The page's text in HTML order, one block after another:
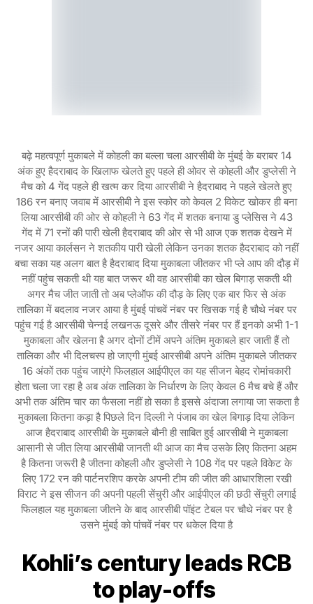
बढ़े महत्वपूर्ण मुकाबले में कोहली का बल्ला चला आरसीबी के मुंबई के बराबर 14
अंक हुए हैदराबाद के खिलाफ खेलते हुए पहले ही ओवर से कोहली और डुप्लेसी ने
मैच को 4 गेंद पहले ही खत्म कर दिया आरसीबी ने हैदराबाद ने पहले खेलते हुए
186 रन बनाए जवाब में आरसीबी ने इस स्कोर को केवल 2 विकेट खोकर ही बना
लिया आरसीबी की ओर से कोहली ने 63 गेंद में शतक बनाया डु प्लेसिस ने 43
गेंद में 71 रनों की पारी खेली हैदराबाद की ओर से भी आज एक शतक देखने में
नजर आया कार्लसन ने शतकीय पारी खेली लेकिन उनका शतक हैदराबाद को नहीं
बचा सका यह अलग बात है हैदराबाद दिया मुकाबला जीतकर भी प्ले आप की दौड़ में
नहीं पहुंच सकती थी यह बात जरूर थी वह आरसीबी का खेल बिगाड़ सकती थी
अगर मैच जीत जाती तो अब प्लेऑफ की दौड़ के लिए एक बार फिर से अंक
तालिका में बदलाव नजर आया है मुंबई पांचवें नंबर पर खिसक गई है चौथे नंबर पर
पहुंच गई है आरसीबी चेन्नई लखनऊ दूसरे और तीसरे नंबर पर हैं इनको अभी 1-1
मुकाबला और खेलना है अगर दोनों टीमें अपने अंतिम मुकाबले हार जाती हैं तो
तालिका और भी दिलचस्प हो जाएगी मुंबई आरसीबी अपने अंतिम मुकाबले जीतकर
16 अंकों तक पहुंच जाएंगे फिलहाल आईपीएल का यह सीजन बेहद रोमांचकारी
होता चला जा रहा है अब अंक तालिका के निर्धारण के लिए केवल 6 मैच बचे हैं और
अभी तक अंतिम चार का फैसला नहीं हो सका है इससे अंदाजा लगाया जा सकता है
मुकाबला कितना कड़ा है पिछले दिन दिल्ली ने पंजाब का खेल बिगाड़ दिया लेकिन
आज हैदराबाद आरसीबी के मुकाबले बौनी ही साबित हुई आरसीबी ने मुकाबला
आसानी से जीत लिया आरसीबी जानती थी आज का मैच उसके लिए कितना अहम
है कितना जरूरी है जीतना कोहली और डुप्लेसी ने 108 गेंद पर पहले विकेट के
लिए 172 रन की पार्टनरशिप करके अपनी टीम की जीत की आधारशिला रखी
विराट ने इस सीजन की अपनी पहली सेंचुरी और आईपीएल की छठी सेंचुरी लगाई
फिलहाल यह मुकाबला जीतने के बाद आरसीबी पॉइंट टेबल पर चौथे नंबर पर है
उसने मुंबई को पांचवें नंबर पर धकेल दिया है
Kohli’s century leads RCB
to play-offs